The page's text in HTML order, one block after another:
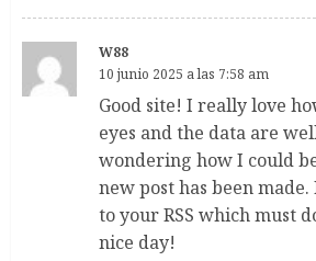
W88
10 junio 2025 a las 7:58 am
Good site! I really love
eyes and the data are
wondering how I could
new post has been
to your RSS which must
nice day!